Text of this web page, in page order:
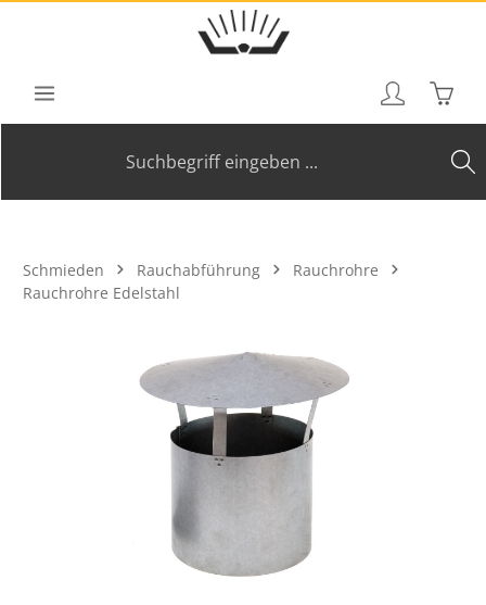
Zum Hauptinhalt springen
Schmieden Rauchabführung
Rauchrohre
Rauchrohre Edelstahl
Bildergalerie überspringen